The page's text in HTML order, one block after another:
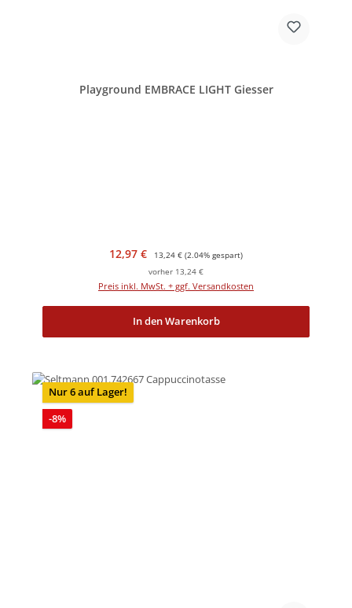
Playground EMBRACE LIGHT Giesser
Verkaufspreis:
12,97 € 13,24 € (2.04% gespart)
vorher 13,24 €
Preis inkl. MwSt. + ggf. Versandkosten
In den Warenkorb
Nur 6 auf Lager!
-8%Rabatt